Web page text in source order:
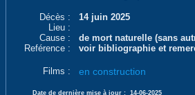
Décès :
14 juin 2025
Lieu :
Cause :
de mort naturelle (sans
Reférence :
voir bibliographie et
Films : en construction
Date de dernière mise à jour : 14-06-2025